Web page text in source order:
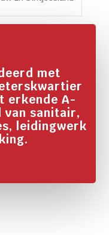
met
erkende A-
van sanitair,
leidingwerk